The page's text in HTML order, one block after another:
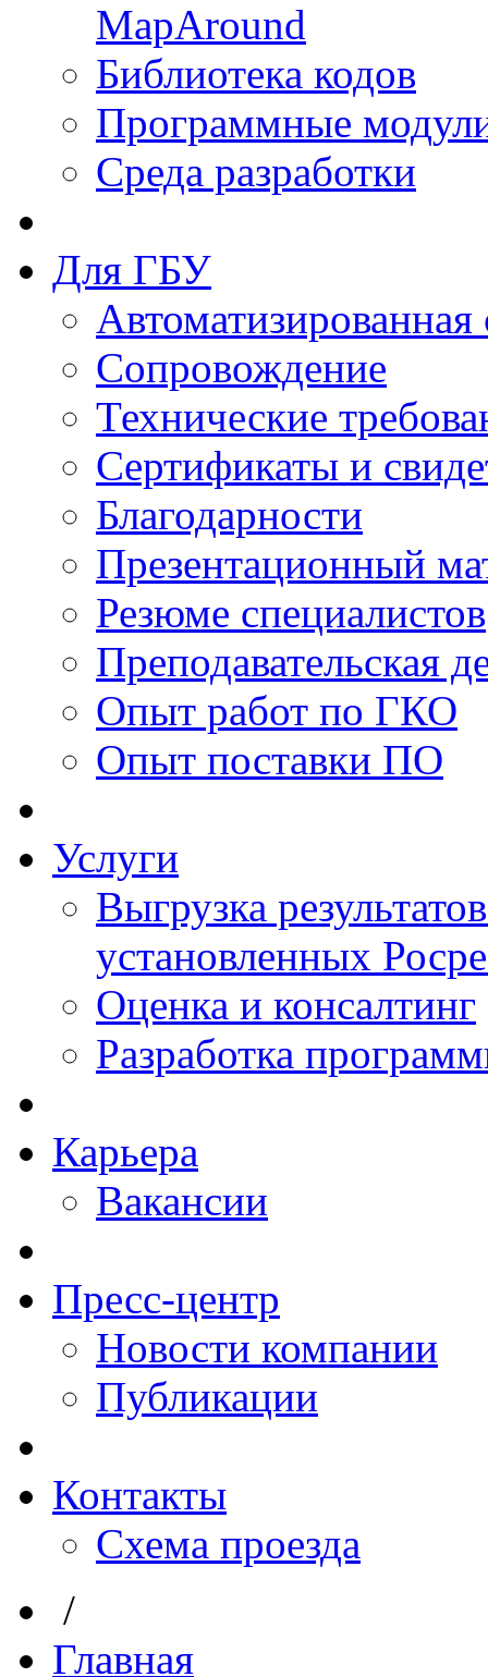
MapAround
Библиотека кодов
Программные
Среда разработки
Для ГБУ
Сопровождение
Технические
Сертификаты и
Благодарности
Презентационный
Резюме специалистов
Преподавательская
Опыт работ по ГКО
Опыт поставки ПО
Услуги
Выгрузка
установленных
Оценка и консалтинг
Разработка
Карьера
Вакансии
Пресс-центр
Новости компании
Публикации
Контакты
Схема проезда
/
Главная